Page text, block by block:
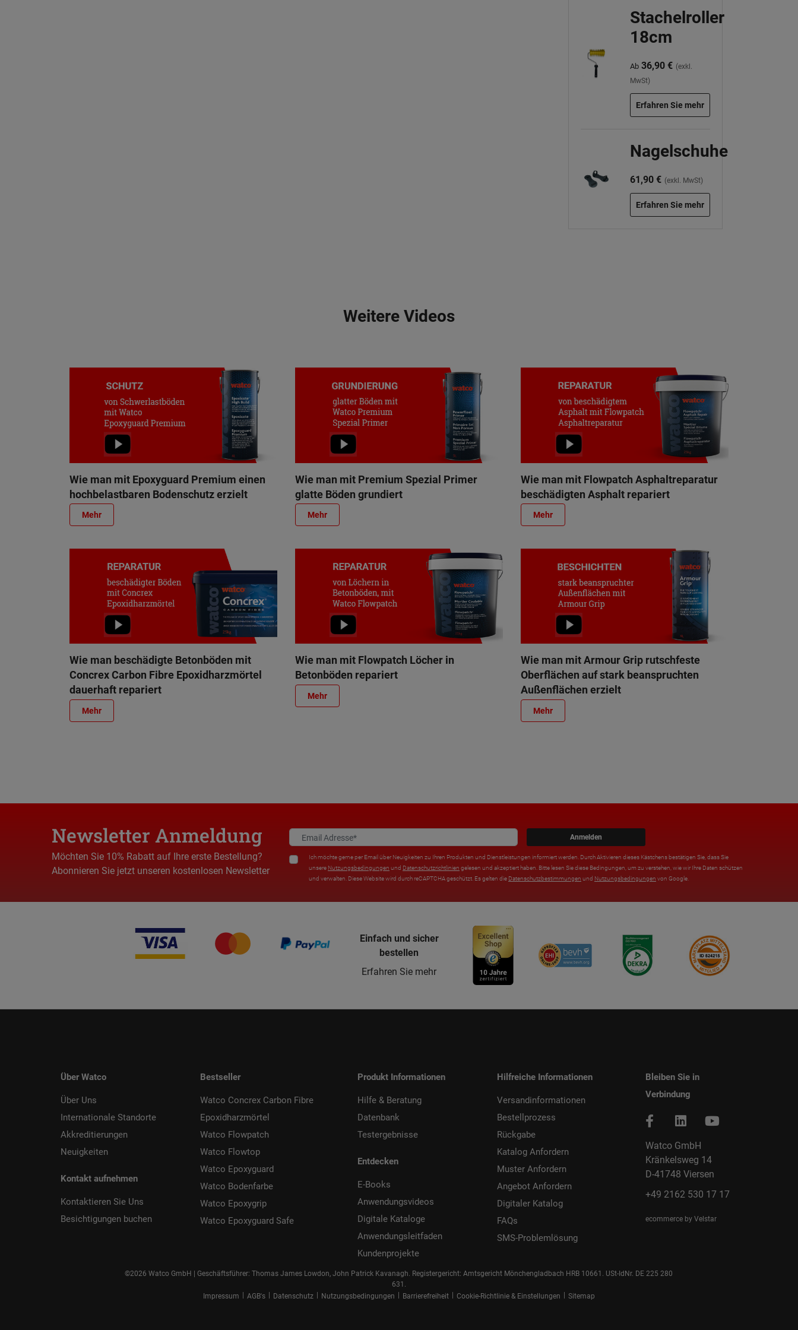
Stachelroller
18cm
Ab36,90 € (exkl.
MwSt)
Erfahren Sie mehr
Nagelschuhe
61,90 € (exkl. MwSt)
Erfahren Sie mehr
Weitere Videos
Wie man mit Epoxyguard Premium einen
hochbelastbaren Bodenschutz erzielt
Mehr
Wie man mit Premium Spezial Primer
glatte Böden grundiert
Mehr
Wie man mit Flowpatch Asphaltreparatur
beschädigten Asphalt repariert
Mehr
Wie man beschädigte Betonböden mit
Concrex Carbon Fibre Epoxidharzmörtel
dauerhaft repariert
Mehr
Wie man mit Flowpatch Löcher in
Betonböden repariert
Mehr
Wie man mit Armour Grip rutschfeste
Oberflächen auf stark beanspruchten
Außenflächen erzielt
Mehr
Newsletter Anmeldung
Möchten Sie 10% Rabatt auf Ihre erste Bestellung?
Abonnieren Sie jetzt unseren kostenlosen Newsletter
Anmelden
Ich möchte gerne per Email über Neuigkeiten zu Ihren Produkten und Dienstleistungen informiert werden. Durch Aktivieren dieses Kästchens bestätigen Sie, dass Sie
unsere Nutzungsbedingungen und Datenschutzrichtlinien gelesen und akzeptiert haben. Bitte lesen Sie diese Bedingungen, um zu verstehen, wie wir Ihre Daten schützen
und verwalten. Diese Website wird durch reCAPTCHA geschützt. Es gelten die Datenschutzbestimmungen und Nutzungsbedingungen von Google.
Einfach und sicher
bestellen
Erfahren Sie mehr
Über Watco
Über Uns
Internationale Standorte
Akkreditierungen
Neuigkeiten
Kontakt aufnehmen
Kontaktieren Sie Uns
Besichtigungen buchen
Bestseller
Watco Concrex Carbon Fibre
Epoxidharzmörtel
Watco Flowpatch
Watco Flowtop
Watco Epoxyguard
Watco Bodenfarbe
Watco Epoxygrip
Watco Epoxyguard Safe
Produkt Informationen
Hilfe & Beratung
Datenbank
Testergebnisse
Entdecken
E-Books
Anwendungsvideos
Digitale Kataloge
Anwendungsleitfaden
Kundenprojekte
Hilfreiche Informationen
Versandinformationen
Bestellprozess
Rückgabe
Katalog Anfordern
Muster Anfordern
Angebot Anfordern
Digitaler Katalog
FAQs
SMS-Problemlösung
Bleiben Sie in
Verbindung
Watco GmbH
Kränkelsweg 14
D-41748 Viersen
+49 2162 530 17 17
ecommerce by Velstar
©2026 Watco GmbH | Geschäftsführer: Thomas James Lowdon, John Patrick Kavanagh. Registergericht: Amtsgericht Mönchengladbach HRB 10661. USt-IdNr. DE 225 280
631.
Impressum
AGB's Datenschutz Nutzungsbedingungen Barrierefreiheit Cookie-Richtlinie & Einstellungen Sitemap